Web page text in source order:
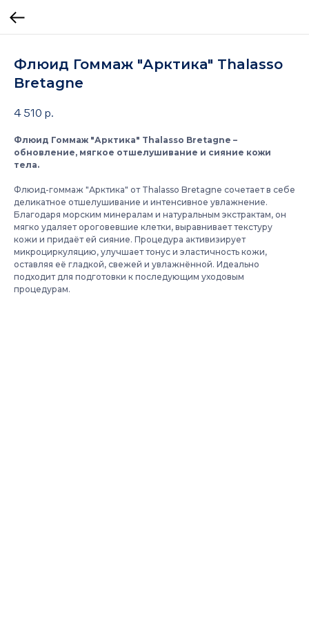
Флюид Гоммаж "Арктика" Thalasso
Bretagne
4 510 р.
Флюид Гоммаж "Арктика" Thalasso Bretagne –
обновление, мягкое отшелушивание и сияние кожи
тела.
Флюид-гоммаж "Арктика" от Thalasso Bretagne сочетает в себе
деликатное отшелушивание и интенсивное увлажнение.
Благодаря морским минералам и натуральным экстрактам, он
мягко удаляет ороговевшие клетки, выравнивает текстуру
кожи и придаёт ей сияние. Процедура активизирует
микроциркуляцию, улучшает тонус и эластичность кожи,
оставляя её гладкой, свежей и увлажнённой. Идеально
подходит для подготовки к последующим уходовым
процедурам.